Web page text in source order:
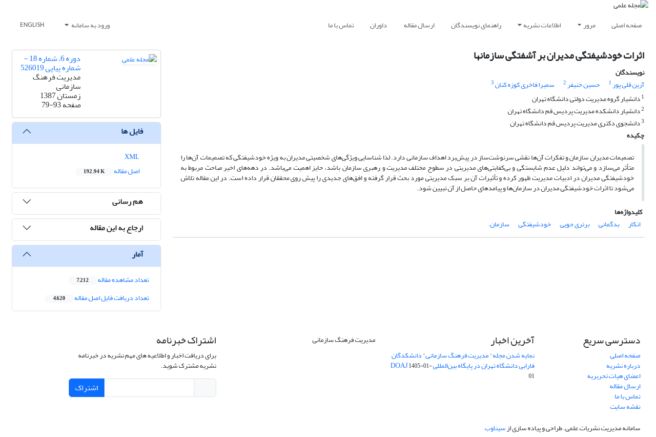
صفحه اصلی مرور اطلاعات نشریه راهنمای نویسندگان ارسال مقاله داوران تماس با ما ورود به سامانه ENGLISH
اثرات خودشیفتگی مدیران بر آشفتگی سازمانها
نویسندگان
آرین قلی پور1 حسین خنیفر2 سمیرا فاخری کوزه کنان3
1 دانشیار گروه مدیریت دولتی دانشگاه تهران
2دانشیار دانشکده مدیریت پردیس قم دانشگاه تهران
3دانشجوی دکتری مدیریت پردیس قم دانشگاه تهران
چکیده
تصمیمات مدیران سازمان و تفکرات آن‌ها نقشی سرنوشت‌ساز در پیش‌برد اهداف سازمانی دارد. لذا شناسایی ویژگی‌های شخصیتی مدیران به ویژه خودشیفتگی که تصمیمات آن‌ها را
متأثر می‌سازد و می‌تواند دلیل عدم شایستگی و بی‌کفایتی‌های مدیریتی در سطوح مختلف مدیریت و رهبری سازمان ‌باشد، حایز اهمیت می‌باشد. در دهه‌های اخیر مباحث مربوط به
خودشیفتگی مدیران در ادبیات مدیریت ظهور کرده و تأثیرات آن بر سبک مدیریتی مورد بحث قرار گرفته و افق‌های جدیدی را پیش روی محققان قرار داده است. در این مقاله تلاش
می‌شود تا اثرات خودشیفتگی مدیران در سازمان‌ها و پیامدهای حاصل از آن تبیین شود.
کلیدواژه‌ها
انکار
بدگمانی برتری جویی خودشیفتگی سازمان.
دوره 6، شماره 18 -
شماره پیاپی 526019
مدیریت فرهنگ
سازمانی
زمستان 1387
صفحه79-93
فایل ها
اصل مقاله
192.94 K
هم رسانی
ارجاع به این مقاله
آمار
تعداد مشاهده مقاله 7,212
تعداد دریافت فایل اصل مقاله 4,620
دسترسی سریع
صفحه اصلی
درباره نشریه
اعضای هیات تحریریه
ارسال مقاله
تماس با ما
نقشه سایت
آخرین اخبار
نمایه شدن مجله" مدیریت فرهنگ سازمانی" دانشکدگان
فارابی دانشگاه تهران در پایگاه بین‌المللی DOAJ1405-01-
01
مدیریت فرهنگ سازمانی اشتراک خبرنامه
برای دریافت اخبار و اطلاعیه های مهم نشریه در خبرنامه
نشریه مشترک شوید.
اشتراک
سامانه مدیریت نشریات علمی.طراحی و پیاده سازی ازسیناوب